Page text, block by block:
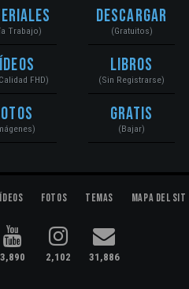
Trabajo)
FHD)
Descargar
(Gratuitos)
Libros
(Sin Registrarse)
Gratis
(Bajar)
Fotos Temas Mapa del
3,890 2,102 31,886